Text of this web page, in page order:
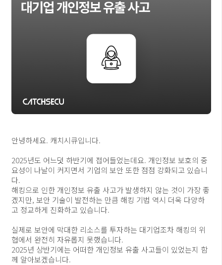
안녕하세요. 캐치시큐입니다.
2025년도 어느덧 하반기에 접어들었는데요. 개인정보 보호의 중
요성이 나날이 커지면서 기업의 보안 또한 점점 강화되고 있습니
다.
해킹으로 인한 개인정보 유출 사고가 발생하지 않는 것이 가장 좋
겠지만, 보안 기술이 발전하는 만큼 해킹 기법 역시 더욱 다양하
고 정교하게 진화하고 있습니다.
실제로 보안에 막대한 리소스를 투자하는 대기업조차 해킹의 위
협에서 완전히 자유롭지 못했습니다.
2025년 상반기에는 어떠한 개인정보 유출 사고들이 있었는지 함
께 알아보겠습니다.